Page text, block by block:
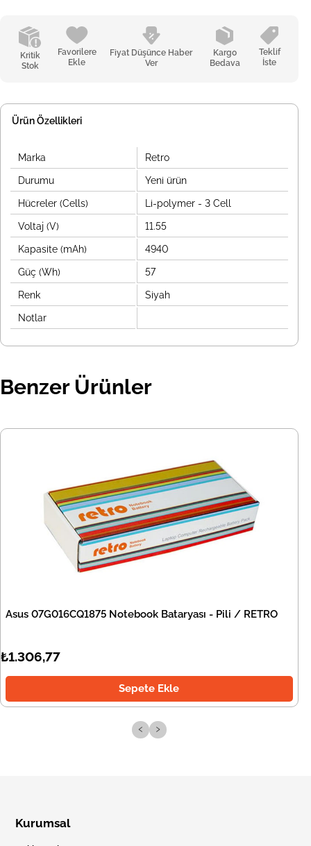
Kritik
Stok
Favorilere
Ekle
Fiyat Düşünce Haber
Ver
Kargo
Bedava
Teklif
İste
Ürün Özellikleri
Marka Retro
Durumu Yeni ürün
Hücreler (Cells) Li-polymer - 3 Cell
Voltaj (V) 11.55
Kapasite (mAh) 4940
Güç (Wh) 57
Renk Siyah
Notlar
Benzer Ürünler
Asus 07G016CQ1875 Notebook Bataryası - Pili / RETRO
₺1.306,77
Sepete Ekle
‹ ›
Kurumsal